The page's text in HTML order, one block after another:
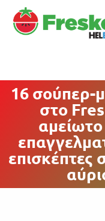
16 σούπερ-
στο
επισκέπτες